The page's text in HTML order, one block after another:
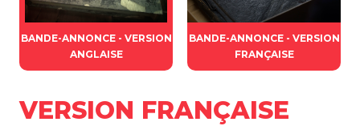
BANDE-ANNONCE - VERSION
ANGLAISE
BANDE-ANNONCE - VERSION
FRANÇAISE
VERSION FRANÇAISE